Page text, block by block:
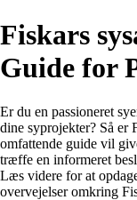
Fiskars
Guide for
Er du en passioneret
dine syprojekter? Så er
omfattende guide vil
træffe en informeret
Læs videre for at
overvejelser omkring